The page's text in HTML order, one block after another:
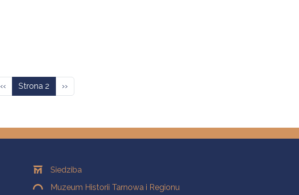
Poprzednia strona
‹‹ Strona 2 Następna strona
››
OddziałySiedziba
Muzeum Historii Tarnowa i Regionu